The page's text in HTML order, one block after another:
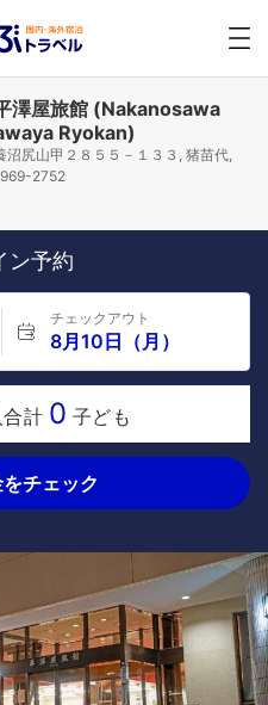
澤屋旅館 (Nakanosawa
Ryokan)
沼尻山甲２８５５－１３３, 猪苗代,
969-2752
ン予約
チェックアウト
8月10日（月）
合計 0 子ども
チェック